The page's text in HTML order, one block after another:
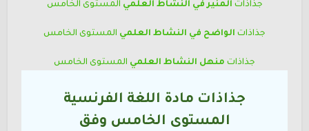
جذاذات المنير في النشاط العلمي المستوى الخامس
جذاذات الواضح في النشاط العلمي المستوى الخامس
جذاذات منهل النشاط العلمي المستوى الخامس
جذاذات مادة اللغة الفرنسية
المستوى الخامس وفق